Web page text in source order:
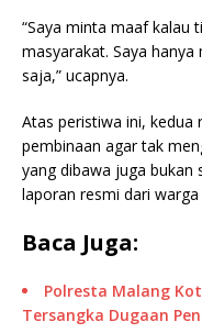
“Saya minta maaf kalau
masyarakat. Saya
saja,” ucapnya.
Atas peristiwa ini, kedua
pembinaan agar tak
yang dibawa juga bukan
laporan resmi dari
Baca Juga:
Polresta Malang
Tersangka Dugaan